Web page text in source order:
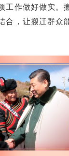
工作做好做实。
合，让搬迁群众